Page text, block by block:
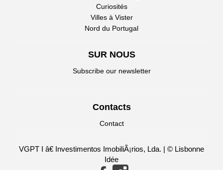
Curiosités
Villes à Vister
Nord du Portugal
SUR NOUS
Subscribe our newsletter
Contacts
Contact
VGPT I â€ Investimentos ImobiliÃ¡rios, Lda. | © Lisbonne
Idée